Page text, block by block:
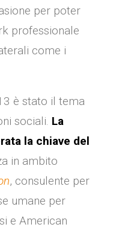
per poter
professionale
come i
è stato il tema
sociali. La
la chiave del
in ambito
, consulente per
umane per
e American